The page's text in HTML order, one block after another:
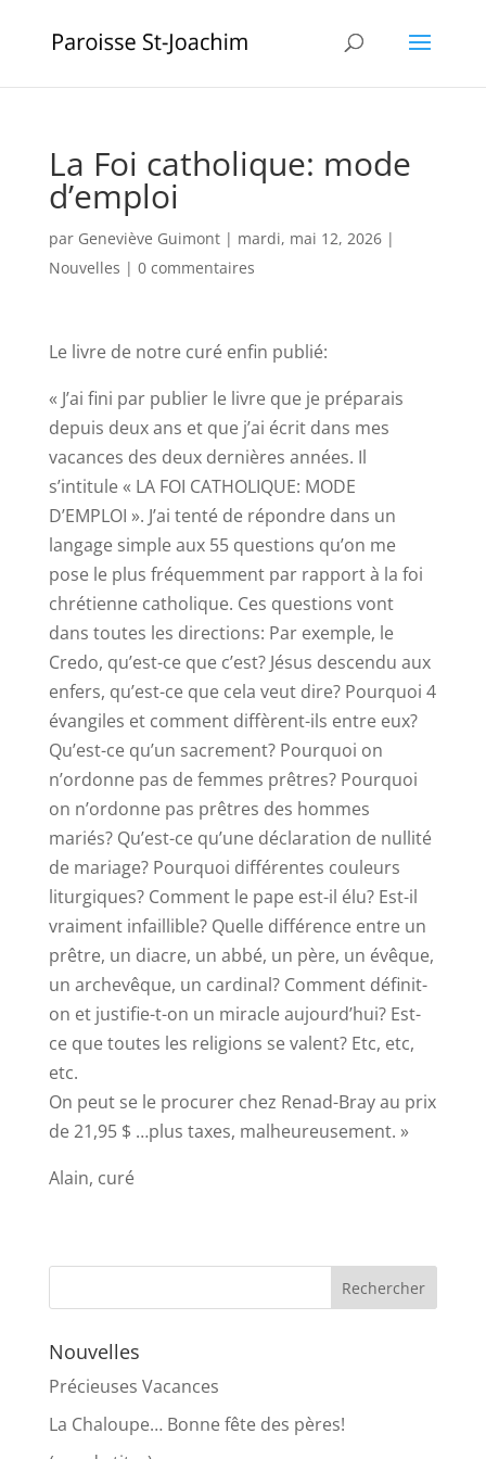
La Foi catholique: mode
d’emploi
par Geneviève Guimont| mardi, mai 12, 2026|
Nouvelles | 0 commentaires
Le livre de notre curé enfin publié:
« J’ai fini par publier le livre que je préparais
depuis deux ans et que j’ai écrit dans mes
vacances des deux dernières années. Il
s’intitule « LA FOI CATHOLIQUE: MODE
D’EMPLOI ». J’ai tenté de répondre dans un
langage simple aux 55 questions qu’on me
pose le plus fréquemment par rapport à la foi
chrétienne catholique. Ces questions vont
dans toutes les directions: Par exemple, le
Credo, qu’est-ce que c’est? Jésus descendu aux
enfers, qu’est-ce que cela veut dire? Pourquoi 4
évangiles et comment diffèrent-ils entre eux?
Qu’est-ce qu’un sacrement? Pourquoi on
n’ordonne pas de femmes prêtres? Pourquoi
on n’ordonne pas prêtres des hommes
mariés? Qu’est-ce qu’une déclaration de nullité
de mariage? Pourquoi différentes couleurs
liturgiques? Comment le pape est-il élu? Est-il
vraiment infaillible? Quelle différence entre un
prêtre, un diacre, un abbé, un père, un évêque,
un archevêque, un cardinal? Comment définit-
on et justifie-t-on un miracle aujourd’hui? Est-
ce que toutes les religions se valent? Etc, etc,
etc.
On peut se le procurer chez Renad-Bray au prix
de 21,95 $ …plus taxes, malheureusement. »
Alain, curé
Nouvelles
Précieuses Vacances
La Chaloupe… Bonne fête des pères!